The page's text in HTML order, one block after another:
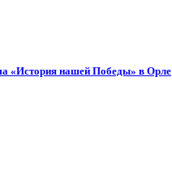
«История нашей Победы» в Орле